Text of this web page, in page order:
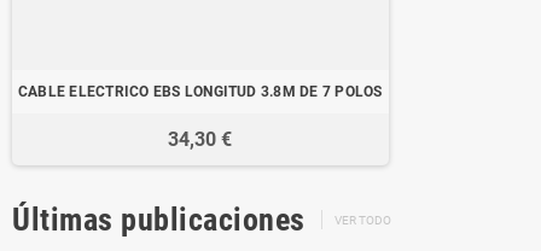
CABLE ELECTRICO EBS LONGITUD 3.8M DE 7 POLOS
34,30 €
Últimas publicaciones VER TODO